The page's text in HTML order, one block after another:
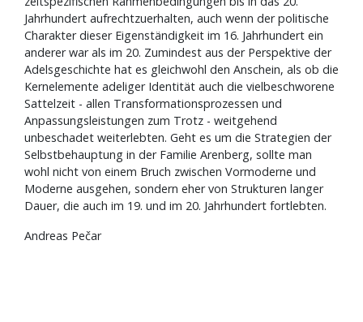
Jahrhundert aufrechtzuerhalten, auch wenn der politische
Charakter dieser Eigenständigkeit im 16. Jahrhundert ein
anderer war als im 20. Zumindest aus der Perspektive der
Adelsgeschichte hat es gleichwohl den Anschein, als ob die
Kernelemente adeliger Identität auch die vielbeschworene
Sattelzeit - allen Transformationsprozessen und
Anpassungsleistungen zum Trotz - weitgehend
unbeschadet weiterlebten. Geht es um die Strategien der
Selbstbehauptung in der Familie Arenberg, sollte man
wohl nicht von einem Bruch zwischen Vormoderne und
Moderne ausgehen, sondern eher von Strukturen langer
Dauer, die auch im 19. und im 20. Jahrhundert fortlebten.
Andreas Pečar